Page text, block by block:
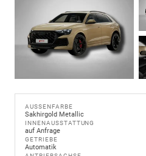
AUSSENFARBE
Sakhirgold Metallic
INNENAUSSTATTUNG
auf Anfrage
GETRIEBE
Automatik